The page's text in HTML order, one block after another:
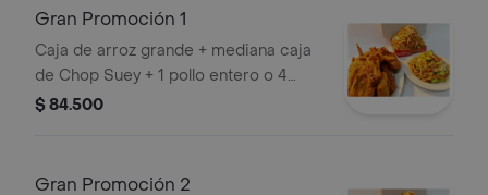
Gran Promoción 1
Caja de arroz grande + mediana caja
de Chop Suey + 1 pollo entero o 4
robalos o 11 costillas para 5-7
$ 84.500
Gran Promoción 2